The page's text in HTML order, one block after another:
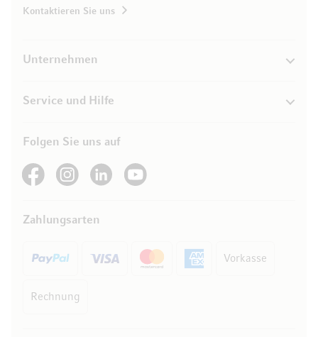
Kontaktieren Sie uns
Unternehmen
Service und Hilfe
Folgen Sie uns auf
See our FacebookSee our Instagram account
See our LinkedInSee our YouTube channel
Zahlungsarten
Vorkasse
Rechnung